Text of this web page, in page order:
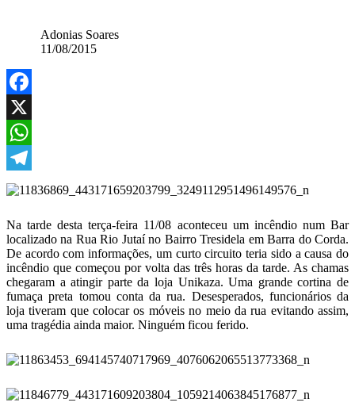
Adonias Soares
11/08/2015
Facebook
X
WhatsApp
Telegram
Na tarde desta terça-feira 11/08 aconteceu um incêndio num Bar
localizado na Rua Rio Jutaí no Bairro Tresidela em Barra do Corda.
De acordo com informações, um curto circuito teria sido a causa do
incêndio que começou por volta das três horas da tarde. As chamas
chegaram a atingir parte da loja Unikaza. Uma grande cortina de
fumaça preta tomou conta da rua. Desesperados, funcionários da
loja tiveram que colocar os móveis no meio da rua evitando assim,
uma tragédia ainda maior. Ninguém ficou ferido.